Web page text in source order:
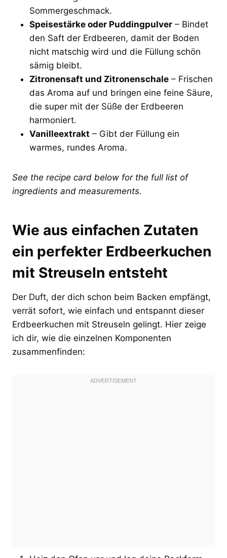
Sommergeschmack.
Speisestärke oder Puddingpulver – Bindet
den Saft der Erdbeeren, damit der Boden
nicht matschig wird und die Füllung schön
sämig bleibt.
Zitronensaft und Zitronenschale – Frischen
das Aroma auf und bringen eine feine Säure,
die super mit der Süße der Erdbeeren
harmoniert.
Vanilleextrakt – Gibt der Füllung ein
warmes, rundes Aroma.
See the recipe card below for the full list of
ingredients and measurements.
Wie aus einfachen Zutaten
ein perfekter Erdbeerkuchen
mit Streuseln entsteht
Der Duft, der dich schon beim Backen empfängt,
verrät sofort, wie einfach und entspannt dieser
Erdbeerkuchen mit Streuseln gelingt. Hier zeige
ich dir, wie die einzelnen Komponenten
zusammenfinden: